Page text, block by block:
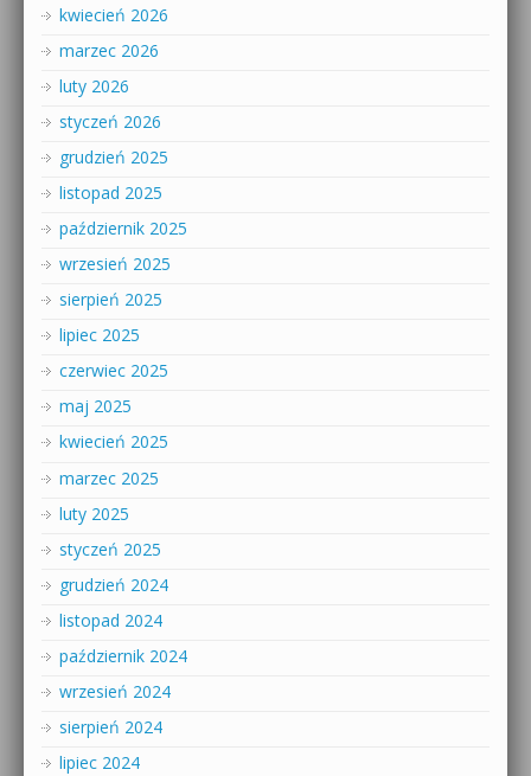
kwiecień 2026
marzec 2026
luty 2026
styczeń 2026
grudzień 2025
listopad 2025
październik 2025
wrzesień 2025
sierpień 2025
lipiec 2025
czerwiec 2025
maj 2025
kwiecień 2025
marzec 2025
luty 2025
styczeń 2025
grudzień 2024
listopad 2024
październik 2024
wrzesień 2024
sierpień 2024
lipiec 2024